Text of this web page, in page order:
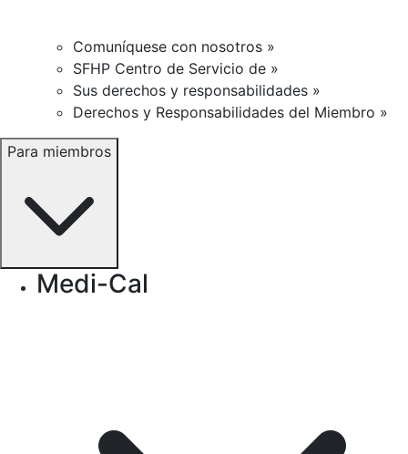
Comuníquese con nosotros »
SFHP Centro de Servicio de »
Sus derechos y responsabilidades »
Derechos y Responsabilidades del Miembro »
Para miembros
Medi-Cal